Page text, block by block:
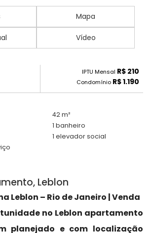
Mapa
Vídeo
IPTU Mensal R$ 210
Condomínio R$ 1.190
42 m²
1 banheiro
1 elevador social
Leblon
Leblon – Rio de Janeiro | Venda
no Leblon apartamento
planejado e com localização